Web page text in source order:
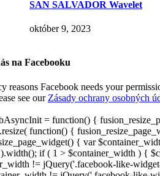
SAN SALVADOR Wavelet
október 9, 2023
na Facebooku
reasons Facebook needs your
see our Zásady ochrany osobných
= function() {
function() {
{ var
if ( 1 > $container_width ) {
!= jQuery('.facebook-like-